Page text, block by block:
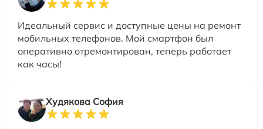
Идеальный сервис и доступные цены на ремонт
мобильных телефонов. Мой смартфон был
оперативно отремонтирован, теперь работает
как часы!
Худякова София